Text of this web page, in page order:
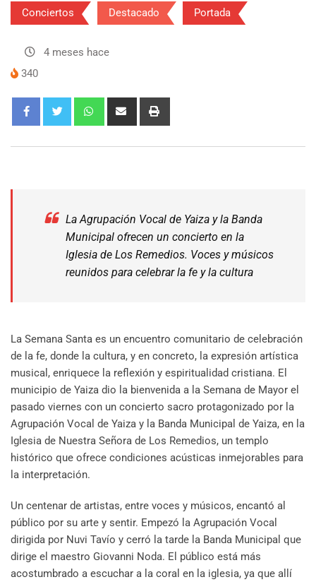
Conciertos Destacado Portada
4 meses hace
340
La Agrupación Vocal de Yaiza y la Banda
Municipal ofrecen un concierto en la
Iglesia de Los Remedios. Voces y músicos
reunidos para celebrar la fe y la cultura
La Semana Santa es un encuentro comunitario de celebración
de la fe, donde la cultura, y en concreto, la expresión artística
musical, enriquece la reflexión y espiritualidad cristiana. El
municipio de Yaiza dio la bienvenida a la Semana de Mayor el
pasado viernes con un concierto sacro protagonizado por la
Agrupación Vocal de Yaiza y la Banda Municipal de Yaiza, en la
Iglesia de Nuestra Señora de Los Remedios, un templo
histórico que ofrece condiciones acústicas inmejorables para
la interpretación.
Un centenar de artistas, entre voces y músicos, encantó al
público por su arte y sentir. Empezó la Agrupación Vocal
dirigida por Nuvi Tavío y cerró la tarde la Banda Municipal que
dirige el maestro Giovanni Noda. El público está más
acostumbrado a escuchar a la coral en la iglesia, ya que allí